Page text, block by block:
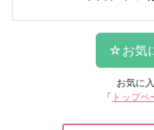
お気に
「 トップペ